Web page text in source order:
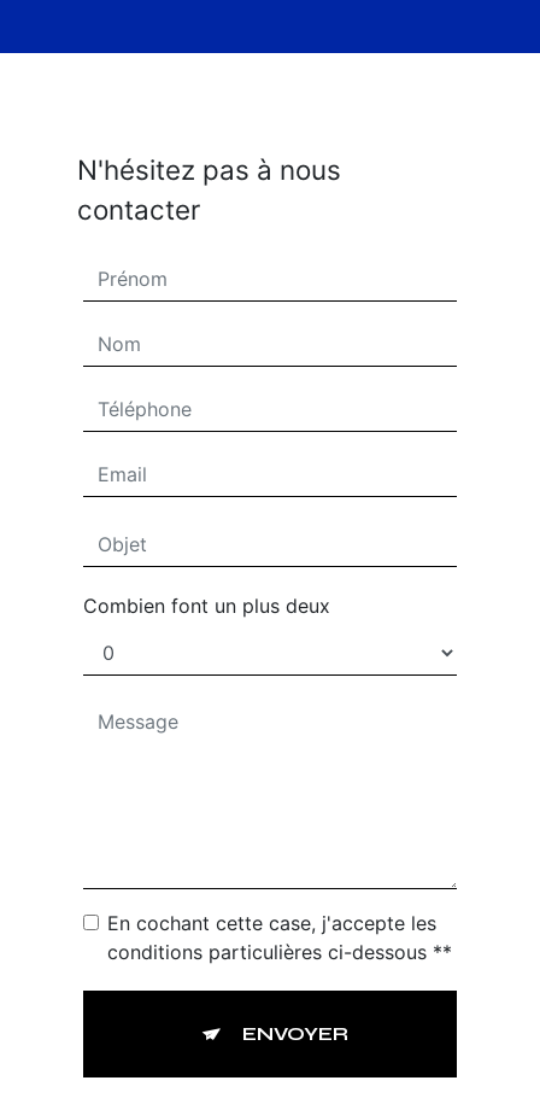
N'hésitez pas à nous
contacter
Combien font un plus deux
En cochant cette case, j'accepte les
conditions particulières ci-dessous **
ENVOYER